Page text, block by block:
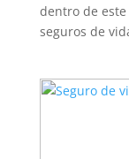
dentro de
seguros de